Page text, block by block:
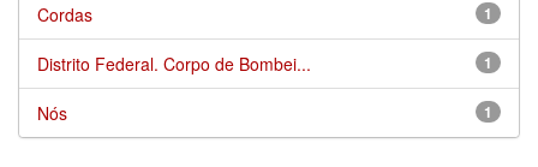
1
Cordas
1
Distrito Federal. Corpo de Bombei...
1
Nós